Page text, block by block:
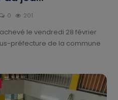
0 201
le vendredi 28 février
préfecture de la commune